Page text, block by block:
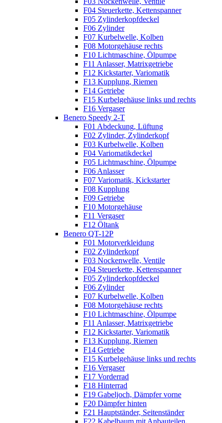
F04 Steuerkette, Kettenspanner
F05 Zylinderkopfdeckel
F06 Zylinder
F07 Kurbelwelle, Kolben
F08 Motorgehäuse rechts
F10 Lichtmaschine, Ölpumpe
F11 Anlasser, Matrixgetriebe
F12 Kickstarter, Variomatik
F13 Kupplung, Riemen
F14 Getriebe
F15 Kurbelgehäuse links und rechts
F16 Vergaser
Benero Speedy 2-T
F01 Abdeckung, Lüftung
F02 Zylinder, Zylinderkopf
F03 Kurbelwelle, Kolben
F04 Variomatikdeckel
F05 Lichtmaschine, Ölpumpe
F06 Anlasser
F07 Variomatik, Kickstarter
F08 Kupplung
F09 Getriebe
F10 Motorgehäuse
F11 Vergaser
F12 Öltank
Benero QT-12P
F01 Motorverkleidung
F02 Zylinderkopf
F03 Nockenwelle, Ventile
F04 Steuerkette, Kettenspanner
F05 Zylinderkopfdeckel
F06 Zylinder
F07 Kurbelwelle, Kolben
F08 Motorgehäuse rechts
F10 Lichtmaschine, Ölpumpe
F11 Anlasser, Matrixgetriebe
F12 Kickstarter, Variomatik
F13 Kupplung, Riemen
F14 Getriebe
F15 Kurbelgehäuse links und rechts
F16 Vergaser
F17 Vorderrad
F18 Hinterrad
F19 Gabeljoch, Dämpfer vorne
F20 Dämpfer hinten
F21 Hauptständer, Seitenständer
F22 Kabelbaum mit Anbauteilen,